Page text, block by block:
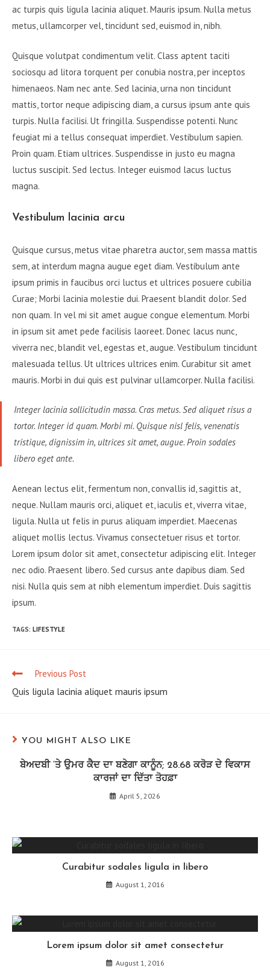
ac turpis quis ligula lacinia aliquet. Mauris ipsum. Nulla metus
metus, ullamcorper vel, tincidunt sed, euismod in, nibh.
Quisque volutpat condimentum velit. Class aptent taciti
sociosqu ad litora torquent per conubia nostra, per inceptos
himenaeos. Nam nec ante. Sed lacinia, urna non tincidunt
mattis, tortor neque adipiscing diam, a cursus ipsum ante quis
turpis. Nulla facilisi. Ut fringilla. Suspendisse potenti. Nunc
feugiat mi a tellus consequat imperdiet. Vestibulum sapien.
Proin quam. Etiam ultrices. Suspendisse in justo eu magna
luctus suscipit. Sed lectus. Integer euismod lacus luctus
magna.
Vestibulum lacinia arcu
Quisque cursus, metus vitae pharetra auctor, sem massa mattis
sem, at interdum magna augue eget diam. Vestibulum ante
ipsum primis in faucibus orci luctus et ultrices posuere cubilia
Curae; Morbi lacinia molestie dui. Praesent blandit dolor. Sed
non quam. In vel mi sit amet augue congue elementum. Morbi
in ipsum sit amet pede facilisis laoreet. Donec lacus nunc,
viverra nec, blandit vel, egestas et, augue. Vestibulum tincidunt
malesuada tellus. Ut ultrices ultrices enim. Curabitur sit amet
mauris. Morbi in dui quis est pulvinar ullamcorper. Nulla facilisi.
Integer lacinia sollicitudin massa. Cras metus. Sed aliquet risus a
tortor. Integer id quam. Morbi mi. Quisque nisl felis, venenatis
tristique, dignissim in, ultrices sit amet, augue. Proin sodales
libero eget ante.
Aenean lectus elit, fermentum non, convallis id, sagittis at,
neque. Nullam mauris orci, aliquet et, iaculis et, viverra vitae,
ligula. Nulla ut felis in purus aliquam imperdiet. Maecenas
aliquet mollis lectus. Vivamus consectetuer risus et tortor.
Lorem ipsum dolor sit amet, consectetur adipiscing elit. Integer
nec odio. Praesent libero. Sed cursus ante dapibus diam. Sed
nisi. Nulla quis sem at nibh elementum imperdiet. Duis sagittis
ipsum.
TAGS: LIFESTYLE
Previous Post
Quis ligula lacinia aliquet mauris ipsum
YOU MIGHT ALSO LIKE
ਬੇਅਦਬੀ ‘ਤੇ ਉਮਰ ਕੈਦ ਦਾ ਬਣੇਗਾ ਕਾਨੂੰਨ; 28.68 ਕਰੋੜ ਦੇ ਵਿਕਾਸ
ਕਾਰਜਾਂ ਦਾ ਦਿੱਤਾ ਤੋਹਫ਼ਾ
April 5, 2026
Curabitur sodales ligula in libero
August 1, 2016
Lorem ipsum dolor sit amet consectetur
August 1, 2016